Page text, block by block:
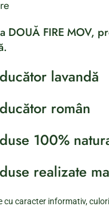
DOUĂ FIRE MOV,
lavandă
român
100%
realizate
cu caracter informativ,